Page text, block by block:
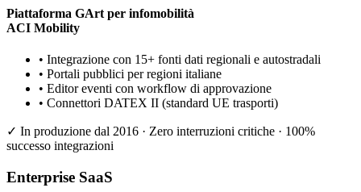
Piattaforma GArt per infomobilità
ACI Mobility
• Integrazione con 15+ fonti dati regionali e autostradali
• Portali pubblici per regioni italiane
• Editor eventi con workflow di approvazione
• Connettori DATEX II (standard UE trasporti)
✓ In produzione dal 2016 · Zero interruzioni critiche · 100%
successo integrazioni
Enterprise SaaS